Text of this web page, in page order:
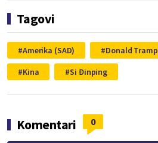
Tagovi
Amerika (SAD) Donald Tramp
Kina
Si Đinping
Komentari 0